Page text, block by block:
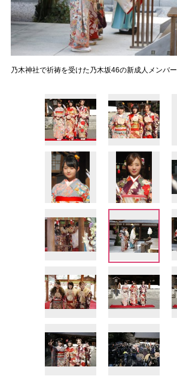
乃木神社で祈祷を受けた乃木坂46の新成人メンバー